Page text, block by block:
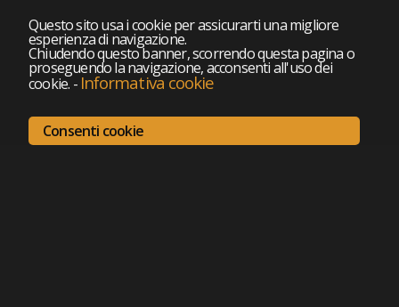
Questo sito usa i cookie per assicurarti una migliore
esperienza di navigazione.
Chiudendo questo banner, scorrendo questa pagina o
proseguendo la navigazione, acconsenti all'uso dei
cookie. - Informativa cookie
Consenti cookie